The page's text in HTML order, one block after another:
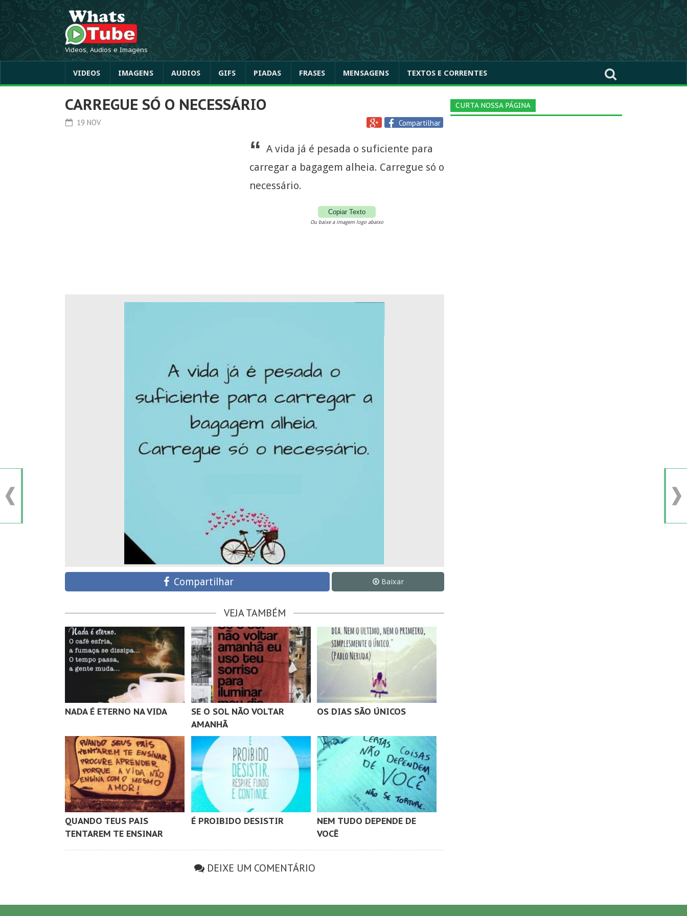
Videos, Audios e Imagens
VIDEOS IMAGENS AUDIOS GIFS PIADAS FRASES MENSAGENS TEXTOS E CORRENTES
CARREGUE SÓ O NECESSÁRIO
19 NOV Compartilhar
“ A vida já é pesada o suficiente para
carregar a bagagem alheia. Carregue só o
necessário.
Copiar Texto
Ou baixe a imagem logo abaixo
Compartilhar Baixar
VEJA TAMBÉM
NADA É ETERNO NA VIDA
SE O SOL NÃO VOLTAR
AMANHÃ
OS DIAS SÃO ÚNICOS
QUANDO TEUS PAIS
TENTAREM TE ENSINAR
É PROIBIDO DESISTIR
NEM TUDO DEPENDE DE
VOCÊ
DEIXE UM COMENTÁRIO
CURTA NOSSA PÁGINA